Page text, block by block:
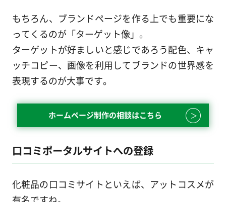
もちろん、ブランドページを作る上でも重要にな
ってくるのが「ターゲット像」。
ターゲットが好ましいと感じであろう配色、キャ
ッチコピー、画像を利用してブランドの世界感を
表現するのが大事です。
ホームページ制作の相談はこちら
口コミポータルサイトへの登録
化粧品の口コミサイトといえば、アットコスメが